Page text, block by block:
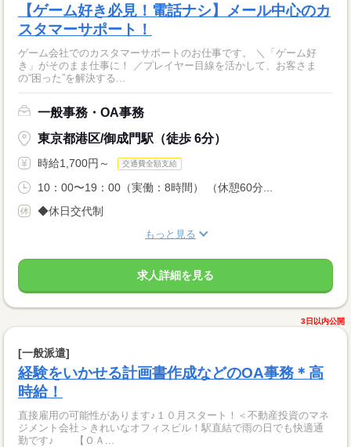
【ゲーム好き必見！電話ナシ】メール中心のカ
スタマーサポート！
ゲーム会社でのカスタマーサポートのお仕事です。 ＼「ゲーム好
き」がそのまま仕事に！ ／プレイヤー目線を活かして、お客さま
の“困った”を解決する...
一般事務・OA事務
東京都港区/御成門駅（徒歩 6分）
時給1,700円～ 交通費全額支給
10：00〜19：00（実働：8時間） （休憩60分...
◆休日交代制
もっと見る
求人詳細を見る
3日以内公開
[一般派遣]
経験をいかせる計画書作成などのOA事務＊高
時給！
直接雇用の可能性があります♪１０月スタート！＜不動産投資のマネ
ジメント会社＞きれいなオフィスビル！駅直結で雨の日でも快適通
勤です♪ 【ＯＡ...